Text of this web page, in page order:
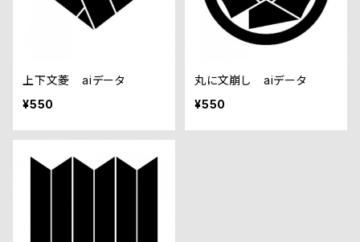
上下文菱 aiデータ
¥550
丸に文崩し aiデータ
¥550